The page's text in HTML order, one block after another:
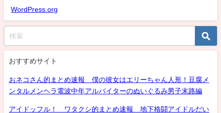
WordPress.org
おすすめサイト
おネコさん的まとめ速報 僕の彼女はエリーちゃん人形！豆腐メ
ンタルメンヘラ電波中年アルバイターのぬいぐるみ男子末路編
アイドッフル！ ワタクシ的まとめ速報 地下格闘アイドルだい